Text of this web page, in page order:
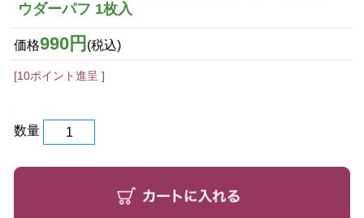
ウダーパフ 1枚入
価格990円 (税込)
[10ポイント進呈 ]
数量